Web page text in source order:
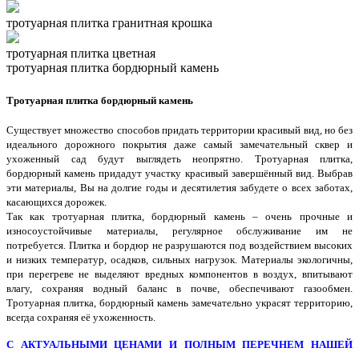
тротуарная плитка гранитная крошка
тротуарная плитка цветная
тротуарная плитка бордюрный камень
Тротуарная плитка бордюрный камень
Существует множество способов придать территории красивый вид, но без
идеального дорожного покрытия даже самый замечательный сквер и
ухоженный сад будут выглядеть неопрятно. Тротуарная плитка,
бордюрный камень придадут участку красивый завершённый вид. Выбрав
эти материалы, Вы на долгие годы и десятилетия забудете о всех заботах,
касающихся дорожек.
Так как тротуарная плитка, бордюрный камень – очень прочные и
износоустойчивые материалы, регулярное обслуживание им не
потребуется. Плитка и бордюр не разрушаются под воздействием высоких
и низких температур, осадков, сильных нагрузок. Материалы экологичны,
при перегреве не выделяют вредных компонентов в воздух, впитывают
влагу, сохраняя водный баланс в почве, обеспечивают газообмен.
Тротуарная плитка, бордюрный камень замечательно украсят территорию,
всегда сохраняя её ухоженность.
С АКТУАЛЬНЫМИ ЦЕНАМИ И ПОЛНЫМ ПЕРЕЧНЕМ НАШЕЙ